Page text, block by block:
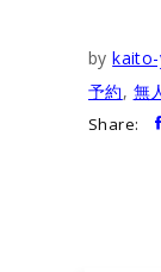
by
予約, 無
Share: